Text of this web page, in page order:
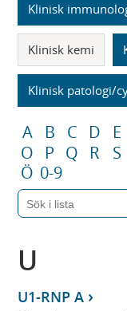
Klinisk
Klinisk kemi
Klinisk patologi/
A B C D E
O
P Q R S
Ö 0-9
U
U1-RNP A